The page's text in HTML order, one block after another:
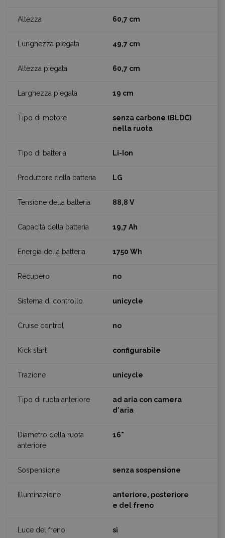
60,7 cm
49,7 cm
60,7 cm
19 cm
senza carbone (BLDC)
nella ruota
Li-Ion
LG
88,8 V
19,7 Ah
1750 Wh
no
unicycle
no
configurabile
unicycle
ad aria con camera
d'aria
16"
senza sospensione
anteriore, posteriore
e del freno
sì